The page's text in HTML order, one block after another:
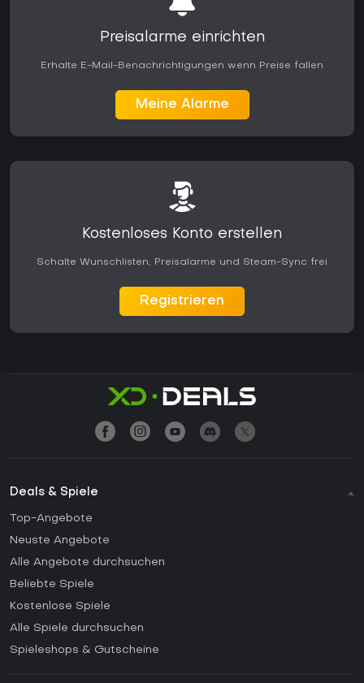
Preisalarme einrichten
Erhalte E-Mail-Benachrichtigungen wenn Preise fallen
Meine Alarme
Kostenloses Konto erstellen
Schalte Wunschlisten, Preisalarme und Steam-Sync frei
Registrieren
Deals & Spiele
Top-Angebote
Neuste Angebote
Alle Angebote durchsuchen
Beliebte Spiele
Kostenlose Spiele
Alle Spiele durchsuchen
Spieleshops & Gutscheine